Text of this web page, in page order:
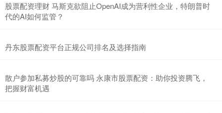
股票配资理财 马斯克欲阻止OpenAI成为营利性企业，特朗普时
代的AI如何监管？
丹东股票配资平台正规公司排名及选择指南
散户参加私募炒股的可靠吗 永康市股票配资：助你投资腾飞，
把握财富机遇